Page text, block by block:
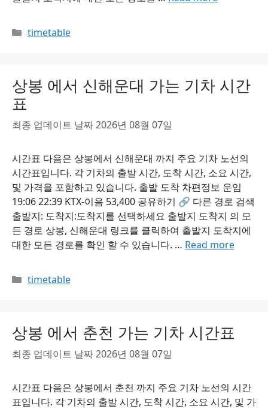
Categories
timetable
상봉 에서 신해운대 가는 기차 시간
표
최종 업데이트 날짜 2026년 08월 07일
시간표 다음은 상봉에서 신해운대 까지 주요 기차 노선의
시간표입니다. 각 기차의 출발 시간, 도착 시간, 소요 시간,
및 가격을 포함하고 있습니다. 출발 도착 차편정보 운임
19:06 22:39 KTX-이음 53,400 공유하기 🔗 다른 경로 검색
출발지: 도착지:도착지를 선택하세요 출발지 도착지 의 모
든 경로 상봉, 신해운대 링크를 클릭하여 출발지 도착지에
대한 모든 경로를 확인 할 수 있습니다. … Read more
Categories
timetable
상봉 에서 춘천 가는 기차 시간표
최종 업데이트 날짜 2026년 08월 07일
시간표 다음은 상봉에서 춘천 까지 주요 기차 노선의 시간
표입니다. 각 기차의 출발 시간, 도착 시간, 소요 시간, 및 가